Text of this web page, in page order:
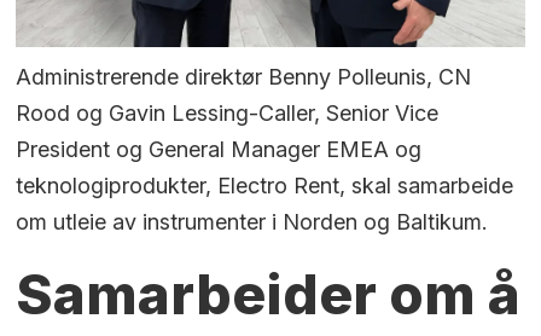
Administrerende direktør Benny Polleunis, CN
Rood og Gavin Lessing-Caller, Senior Vice
President og General Manager EMEA og
teknologiprodukter, Electro Rent, skal samarbeide
om utleie av instrumenter i Norden og Baltikum.
Samarbeider om å